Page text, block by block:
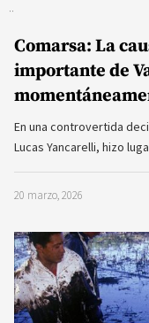
Comarsa: La
importante de
En una controvertida
Lucas Yancarelli, hizo
20 marzo, 2026